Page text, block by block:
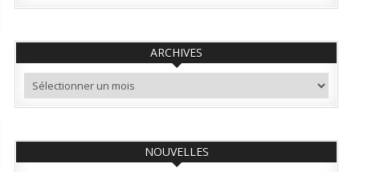
ARCHIVES
Archives
NOUVELLES